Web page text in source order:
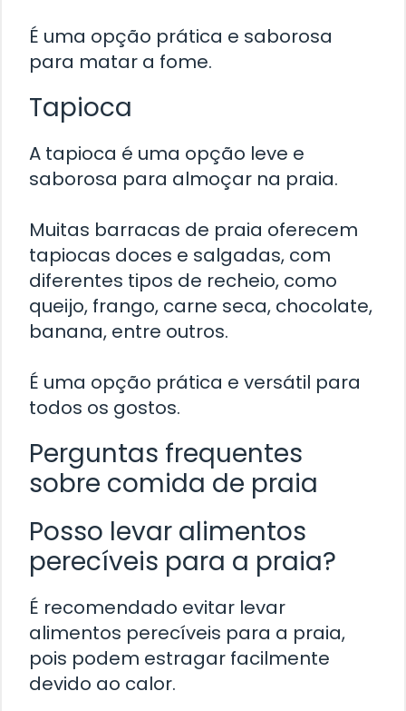
É uma opção prática e saborosa
para matar a fome.
Tapioca
A tapioca é uma opção leve e
saborosa para almoçar na praia.
Muitas barracas de praia oferecem
tapiocas doces e salgadas, com
diferentes tipos de recheio, como
queijo, frango, carne seca, chocolate,
banana, entre outros.
É uma opção prática e versátil para
todos os gostos.
Perguntas frequentes
sobre comida de praia
Posso levar alimentos
perecíveis para a praia?
É recomendado evitar levar
alimentos perecíveis para a praia,
pois podem estragar facilmente
devido ao calor.